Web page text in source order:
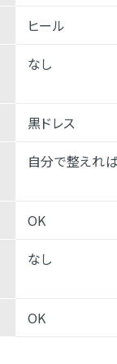
ヒール
なし
黒ドレス
自分で整えれ
OK
なし
OK